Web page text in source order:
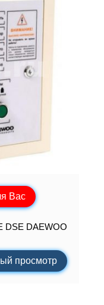
Вас
DSE DAEWOO
просмотр